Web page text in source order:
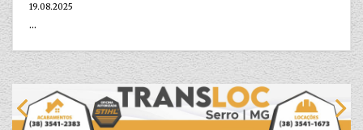
19.08.2025
...